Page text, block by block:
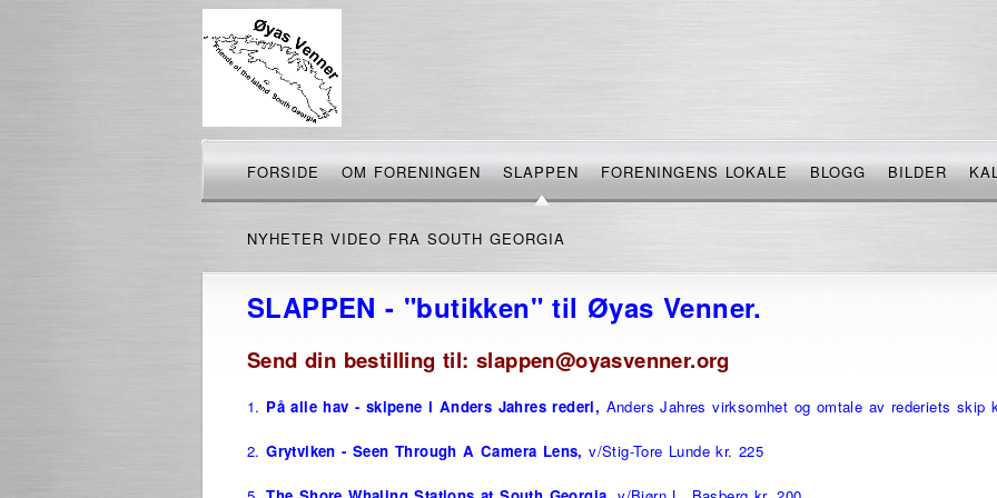
FORSIDE OM FORENINGEN SLAPPEN FORENINGENS LOKALE BLOGG BILDER
NYHETER VIDEO FRA SOUTH GEORGIA
SLAPPEN - "butikken" til Øyas Venner.
Send din bestilling til: slappen@oyasvenner.org
1. På alle hav - skipene i Anders Jahres rederi, Anders Jahres virksomhet og omtale av rederiets skip
2. Grytviken - Seen Through A Camera Lens,v/Stig-Tore Lunde kr. 225